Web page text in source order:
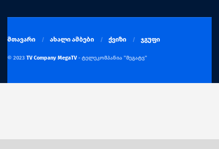
მთავარი ახალი ამბები ქვიზი ჯგუფი
© 2023 TV Company MegaTV- ტელეკომპანია "მეგატვ"